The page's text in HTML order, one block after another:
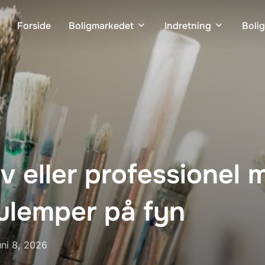
Forside Boligmarkedet Indretning
eller professionel
på fyn
8, 2026